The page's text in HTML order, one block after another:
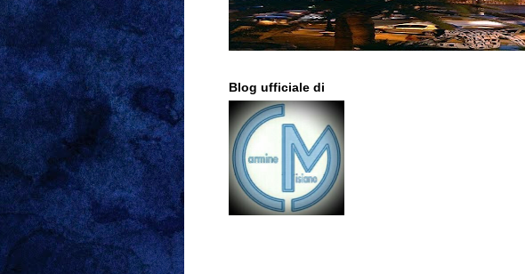
Blog ufficiale di